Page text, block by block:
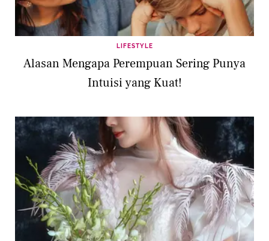
LIFESTYLE
Alasan Mengapa Perempuan Sering Punya
Intuisi yang Kuat!